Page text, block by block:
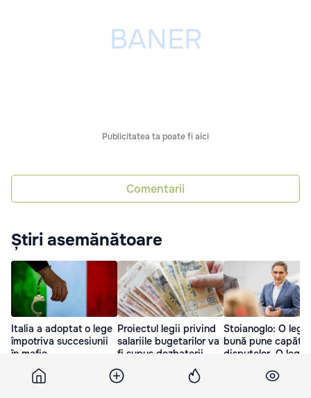
Publicitatea ta poate fi aici
Comentarii
Știri asemănătoare
Italia a adoptat o lege
împotriva succesiunii
în mafie
17 Iul. 22:11
Proiectul legii privind
salariile bugetarilor va
fi supus dezbaterii
publice în septembrie
30 Iul. 09:49
Stoianoglo: O lege
bună pune capăt
disputelor. O lege
6 zile în urmă